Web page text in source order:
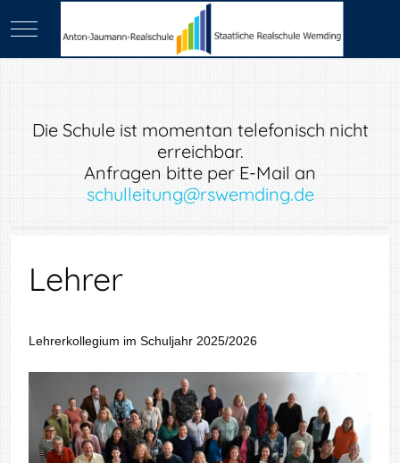
Mobile Menu Toggle
Die Schule ist momentan telefonisch nicht
erreichbar.
Anfragen bitte per E-Mail an
schulleitung@rswemding.de
Lehrer
Lehrerkollegium im Schuljahr 2025/2026